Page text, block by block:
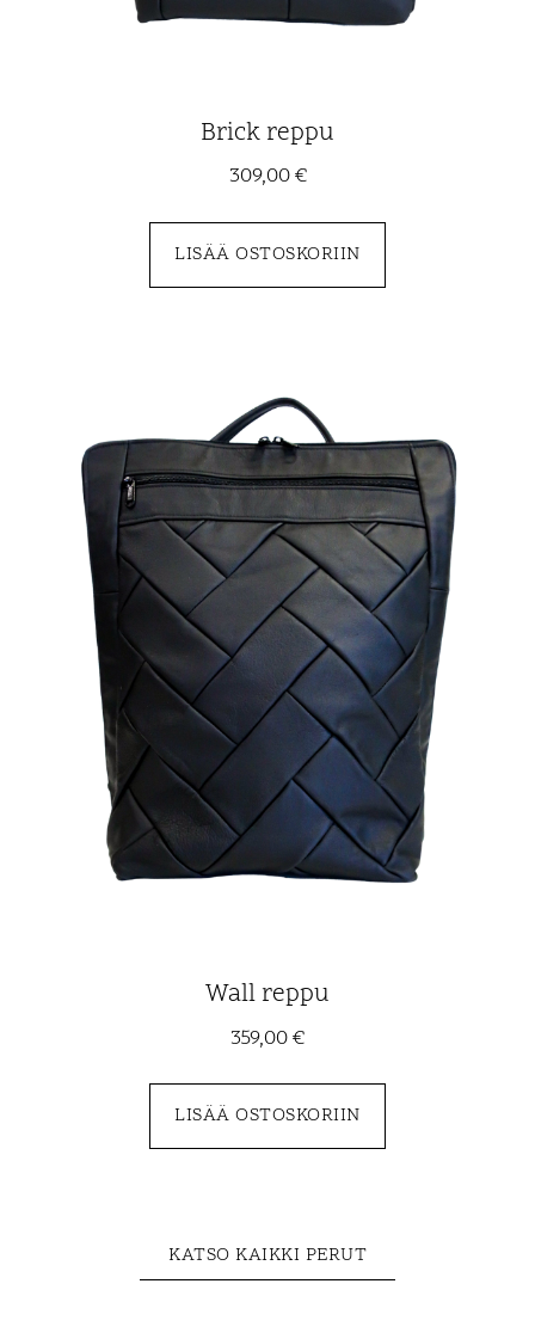
Brick reppu
309,00€
LISÄÄ OSTOSKORIIN
Wall reppu
359,00€
LISÄÄ OSTOSKORIIN
KATSO KAIKKI PERUT